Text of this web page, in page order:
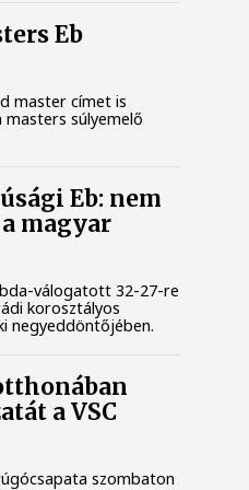
Eb
master címet is
masters súlyemelő
Eb: nem
magyar
válogatott 32-27-re
korosztályos
negyeddöntőjében.
a VSC
szombaton